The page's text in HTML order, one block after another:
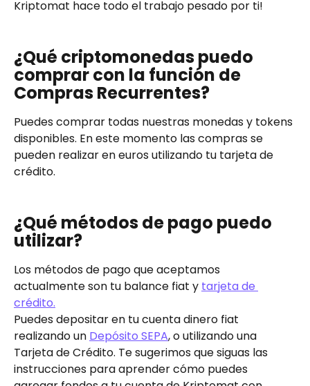
Kriptomat hace todo el trabajo pesado por ti!
¿Qué criptomonedas puedo
comprar con la función de
Compras Recurrentes?
Puedes comprar todas nuestras monedas y tokens
disponibles. En este momento las compras se
pueden realizar en euros utilizando tu tarjeta de
crédito.
¿Qué métodos de pago puedo
utilizar?
Los métodos de pago que aceptamos
actualmente son tu balance fiat y tarjeta de
crédito.
Puedes depositar en tu cuenta dinero fiat
realizando un Depósito SEPA, o utilizando una
Tarjeta de Crédito. Te sugerimos que siguas las
instrucciones para aprender cómo puedes